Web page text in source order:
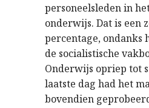
personeelsleden in
onderwijs. Dat is een
percentage, ondanks
de socialistische
Onderwijs opriep tot
laatste dag had het
bovendien